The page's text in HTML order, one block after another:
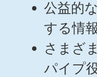
公益的
する情
さまざ
パイプ